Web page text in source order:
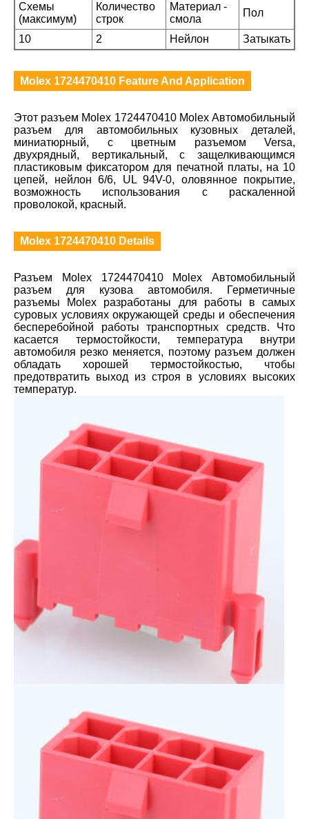
Схемы
(максимум)
Количество
строк
Материал -
смола
Пол
10 2 Нейлон Затыкать
Molex 1724470410 Feature And Application
Этот разъем Molex 1724470410 Molex Автомобильный
разъем для автомобильных кузовных деталей,
миниатюрный, с цветным разъемом Versa,
двухрядный, вертикальный, с защелкивающимся
пластиковым фиксатором для печатной платы, на 10
цепей, нейлон 6/6, UL 94V-0, оловянное покрытие,
возможность использования с раскаленной
проволокой, красный.
Molex 1724470410 Details
Разъем Molex 1724470410 Molex Автомобильный
разъем для кузова автомобиля. Герметичные
разъемы Molex разработаны для работы в самых
суровых условиях окружающей среды и обеспечения
бесперебойной работы транспортных средств. Что
касается термостойкости, температура внутри
автомобиля резко меняется, поэтому разъем должен
обладать хорошей термостойкостью, чтобы
предотвратить выход из строя в условиях высоких
температур.